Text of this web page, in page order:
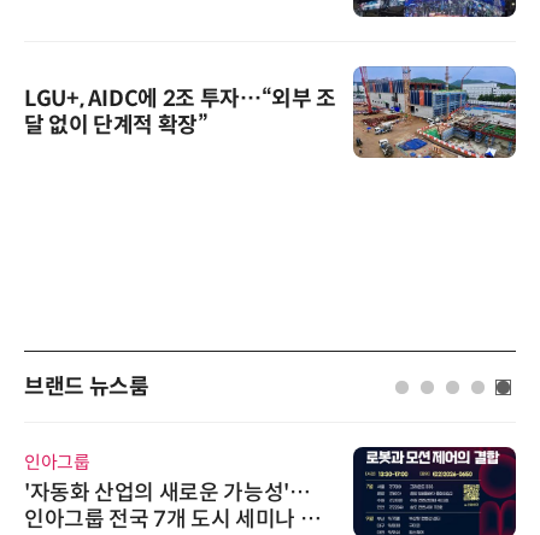
LGU+, AIDC에 2조 투자…“외부 조
달 없이 단계적 확장”
브랜드 뉴스룸
인아그룹
'자동화 산업의 새로운 가능성'…
인아그룹 전국 7개 도시 세미나 페